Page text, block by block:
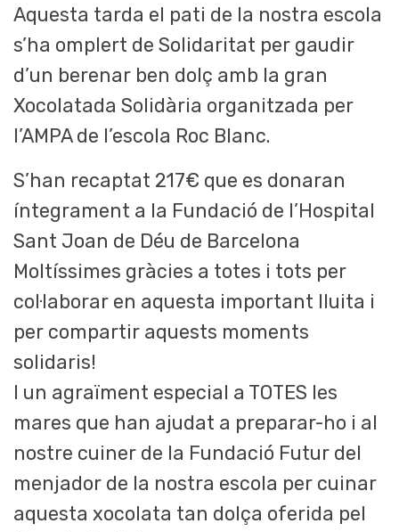
Aquesta tarda el pati de la nostra escola
s’ha omplert de Solidaritat per gaudir
d’un berenar ben dolç amb la gran
Xocolatada Solidària organitzada per
l’AMPA de l’escola Roc Blanc.
S’han recaptat 217€ que es donaran
íntegrament a la Fundació de l’Hospital
Sant Joan de Déu de Barcelona
Moltíssimes gràcies a totes i tots per
col·laborar en aquesta important lluita i
per compartir aquests moments
solidaris!
I un agraïment especial a TOTES les
mares que han ajudat a preparar-ho i al
nostre cuiner de la Fundació Futur del
menjador de la nostra escola per cuinar
aquesta xocolata tan dolça oferida pel